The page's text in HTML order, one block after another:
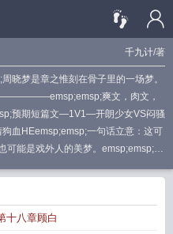
千九计/著
晓梦是章之惟刻在骨子里的一场梦。
爽文，肉文，
预期短篇文—1V1—开朗少女VS闷骚
血HEemsp;emsp;一句话立意：这可
可能是戏外人的美梦。emsp;emsp;首
意思
读庄周晓梦庄周晓梦迷蝶是什么意
十八章顾白